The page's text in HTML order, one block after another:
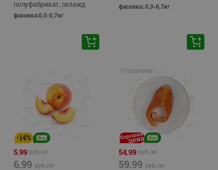
полуфабрикат, охлажд
фасовка:0,5-0,7кг
фасовка: 0,3-0,7кг
-14%
5.99 руб./кг
6.99 руб./кг
🕘 12:00-20:00
54.99 руб./кг
59.99 руб./кг